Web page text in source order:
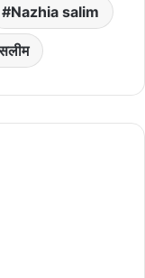
Nazhia salim